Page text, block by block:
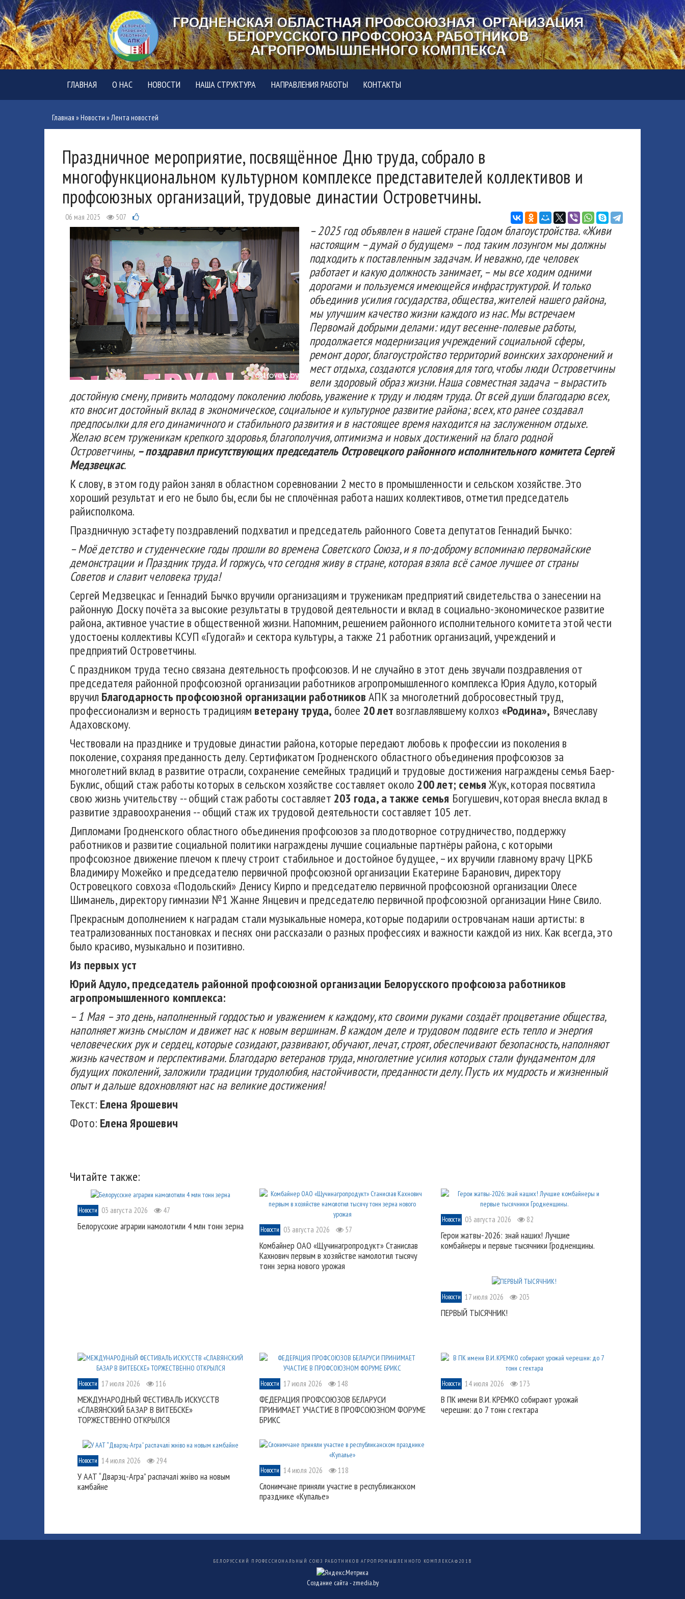
ГЛАВНАЯ О НАС НОВОСТИ НАША СТРУКТУРА НАПРАВЛЕНИЯ РАБОТЫ КОНТАКТЫ
Главная »Новости »Лента новостей
Праздничное мероприятие, посвящённое Дню труда, собрало в
многофункциональном культурном комплексе представителей коллективов и
профсоюзных организаций, трудовые династии Островетчины.
06 мая 2025 507
–2025 год объявлен в нашей стране Годом благоустройства. «Живи
настоящим –думай о будущем» –под таким лозунгом мы должны
подходить к поставленным задачам. И неважно, где человек
работает и какую должность занимает, – мы все ходим одними
дорогами и пользуемся имеющейся инфраструктурой. И только
объединив усилия государства, общества, жителей нашего района,
мы улучшим качество жизни каждого из нас. Мы встречаем
Первомай добрыми делами: идут весенне-полевые работы,
продолжается модернизация учреждений социальной сферы,
ремонт дорог, благоустройство территорий воинских захоронений и
мест отдыха, создаются условия для того, чтобы людиОстроветчины
вели здоровый образ жизни. Наша совместная задача – вырастить
достойную смену, привить молодому поколению любовь, уважение к труду и людям труда. От всей души благодарю всех,
кто вносит достойный вклад в экономическое, социальное и культурное развитие района; всех, кто ранее создавал
предпосылки для его динамичного и стабильного развития и в настоящее время находится на заслуженном отдыхе.
Желаю всем труженикам крепкого здоровья, благополучия, оптимизма и новых достижений на благо родной
Островетчины, –поздравил присутствующих председатель Островецкогорайонного исполнительного комитета Сергей
Медзвецкас.
К слову, в этом году район занял в областном соревновании 2 место в промышленности и сельском хозяйстве. Это
хороший результат и его не было бы, если бы не сплочённая работа наших коллективов, отметил председатель
райисполкома.
Праздничную эстафету поздравлений подхватил и председатель районного Совета депутатов Геннадий Бычко:
–Моё детство и студенческие годы прошли во времена Советского Союза, и я по-доброму вспоминаю первомайские
демонстрации и Праздник труда. Игоржусь, что сегодня живу в стране, которая взяла всё самое лучшее от страны
Советов и славит человека труда!
Сергей Медзвецкас и Геннадий Бычко вручили организациям и труженикам предприятий свидетельства о занесении на
районную Доску почёта за высокие результаты в трудовой деятельности и вклад в социально-экономическое развитие
района, активное участие в общественной жизни. Напомним, решением районного исполнительного комитета этой чести
удостоены коллективы КСУП «Гудогай» и сектора культуры, а также 21 работник организаций, учреждений и
предприятий Островетчины.
С праздником труда тесно связана деятельность профсоюзов. И не случайно в этот день звучали поздравления от
председателя районной профсоюзной организации работников агропромышленного комплекса Юрия Адуло, который
вручил Благодарность профсоюзной организации работниковАПК за многолетний добросовестный труд,
профессионализм и верность традициям ветерану труда, более 20 лет возглавлявшему колхоз «Родина», Вячеславу
Адаховскому.
Чествовали на празднике и трудовые династии района, которые передают любовь к профессии из поколения в
поколение, сохраняя преданность делу. Сертификатом Гродненского областного объединения профсоюзов за
многолетний вклад в развитие отрасли, сохранение семейных традиций и трудовые достижения награждены семья Баер-
Буклис, общий стаж работы которых в сельском хозяйстве составляет около 200 лет; семьяЖук, которая посвятила
свою жизнь учительству -- общий стаж работы составляет 203 года, а также семья Богушевич, которая внесла вклад в
развитие здравоохранения -- общий стаж их трудовой деятельности составляет 105 лет.
Дипломами Гродненского областного объединения профсоюзов за плодотворное сотрудничество, поддержку
работников и развитие социальной политики награждены лучшие социальные партнёры района, с которыми
профсоюзное движение плечом к плечу строит стабильное и достойное будущее, – их вручили главному врачу ЦРКБ
Владимиру Можейко и председателю первичной профсоюзной организации Екатерине Баранович, директору
Островецкого совхоза «Подольский» Денису Кирпо и председателю первичной профсоюзной организации Олесе
Шиманель, директору гимназии №1 Жанне Янцевич и председателю первичной профсоюзной организации Нине Свило.
Прекрасным дополнением к наградам стали музыкальные номера, которые подарили островчанам наши артисты: в
театрализованных постановках и песнях они рассказали о разных профессиях и важности каждой из них. Как всегда, это
было красиво, музыкально и позитивно.
Из первых уст
ЮрийАдуло, председатель районной профсоюзной организации Белорусского профсоюза работников
агропромышленного комплекса:
– 1 Мая – это день, наполненный гордостью и уважением к каждому, кто своими руками создаёт процветание общества,
наполняет жизнь смыслом и движет нас к новым вершинам. В каждом деле и трудовом подвиге есть тепло и энергия
человеческих рук и сердец, которые созидают, развивают, обучают, лечат, строят, обеспечивают безопасность, наполняют
жизнь качеством иперспективами. Благодарю ветеранов труда, многолетние усилия которых стали фундаментом для
будущих поколений, заложили традиции трудолюбия, настойчивости, преданности делу. Пусть их мудрость и жизненный
опыт и дальше вдохновляют нас на великие достижения!
Текст: Елена Ярошевич
Фото: Елена Ярошевич
Читайте также:
Новости 03 августа 2026 47
Белорусские аграрии намолотили 4 млн тонн зерна Новости 03 августа 2026 57
Комбайнер ОАО «Щучинагропродукт» Станислав
Кахнович первым в хозяйстве намолотил тысячу
тонн зерна нового урожая
Новости 03 августа 2026 82
Герои жатвы-2026: знай наших! Лучшие
комбайнеры и первые тысячники Гродненщины.
Новости 17 июля 2026 203
ПЕРВЫЙ ТЫСЯЧНИК!
Новости 17 июля 2026 116
МЕЖДУНАРОДНЫЙ ФЕСТИВАЛЬ ИСКУССТВ
«СЛАВЯНСКИЙ БАЗАР В ВИТЕБСКЕ»
ТОРЖЕСТВЕННО ОТКРЫЛСЯ
Новости 17 июля 2026 148
ФЕДЕРАЦИЯ ПРОФСОЮЗОВ БЕЛАРУСИ
ПРИНИМАЕТ УЧАСТИЕ В ПРОФСОЮЗНОМ ФОРУМЕ
БРИКС
Новости 14 июля 2026 173
В ПК имени В.И. КРЕМКО собирают урожай
черешни: до 7 тонн с гектара
Новости 14 июля 2026 294
У ААТ “Дварэц-Агра” распачалі жніво на новым
камбайне
Новости 14 июля 2026 118
Слонимчане приняли участие в республиканском
празднике «Купалье»
БЕЛОРУССКИЙ ПРОФЕССИОНАЛЬНЫЙ СОЮЗ РАБОТНИКОВ АГРОПРОМЫШЛЕННОГО КОМПЛЕКСА© 2018
Создание сайта -zmedia.by